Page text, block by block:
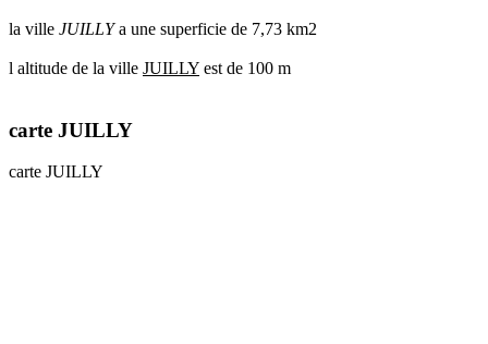
la ville JUILLYa une superficie de 7,73 km2
l altitude de la ville JUILLY est de 100 m
carte JUILLY
carte JUILLY